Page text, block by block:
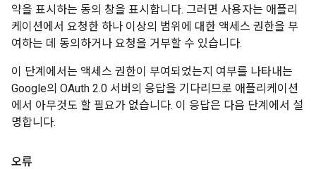
약을 표시하는 동의 창을 표시합니다. 그러면 사용자는 애플리
케이션에서 요청한 하나 이상의 범위에 대한 액세스 권한을 부
여하는 데 동의하거나 요청을 거부할 수 있습니다.
이 단계에서는 액세스 권한이 부여되었는지 여부를 나타내는
Google의 OAuth 2.0 서버의 응답을 기다리므로 애플리케이션
에서 아무것도 할 필요가 없습니다. 이 응답은 다음 단계에서 설
명합니다.
오류